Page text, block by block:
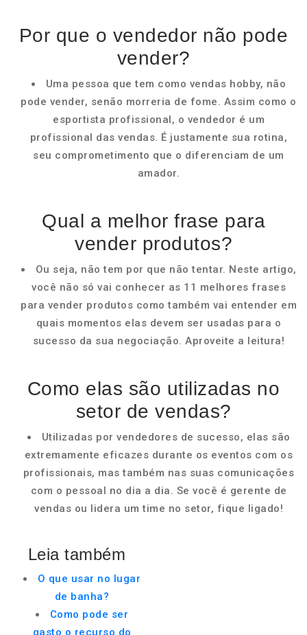
Por que o vendedor não pode
vender?
Uma pessoa que tem como vendas hobby, não
pode vender, senão morreria de fome. Assim como o
esportista profissional, o vendedor é um
profissional das vendas. É justamente sua rotina,
seu comprometimento que o diferenciam de um
amador.
Qual a melhor frase para
vender produtos?
Ou seja, não tem por que não tentar. Neste artigo,
você não só vai conhecer as 11 melhores frases
para vender produtos como também vai entender em
quais momentos elas devem ser usadas para o
sucesso da sua negociação. Aproveite a leitura!
Como elas são utilizadas no
setor de vendas?
Utilizadas por vendedores de sucesso, elas são
extremamente eficazes durante os eventos com os
profissionais, mas também nas suas comunicações
com o pessoal no dia a dia. Se você é gerente de
vendas ou lidera um time no setor, fique ligado!
Leia também
O que usar no lugar
de banha?
Como pode ser
gasto o recurso do